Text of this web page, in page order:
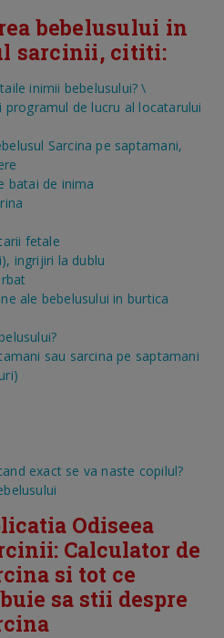
bebelusului in
sarcinii, cititi:
inimii bebelusului? \
de lucru al locatarului
Sarcina pe saptamani,
batai de inima
fetale
ingrijiri la dublu
ale bebelusului in burtica
sau sarcina pe saptamani
exact se va naste copilul?
Odiseea
Calculator de
si tot ce
sa stii despre